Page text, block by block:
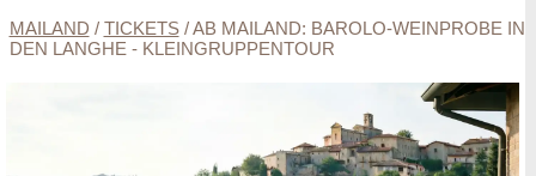
MAILAND / TICKETS/AB MAILAND: BAROLO-WEINPROBE IN
DEN LANGHE - KLEINGRUPPENTOUR